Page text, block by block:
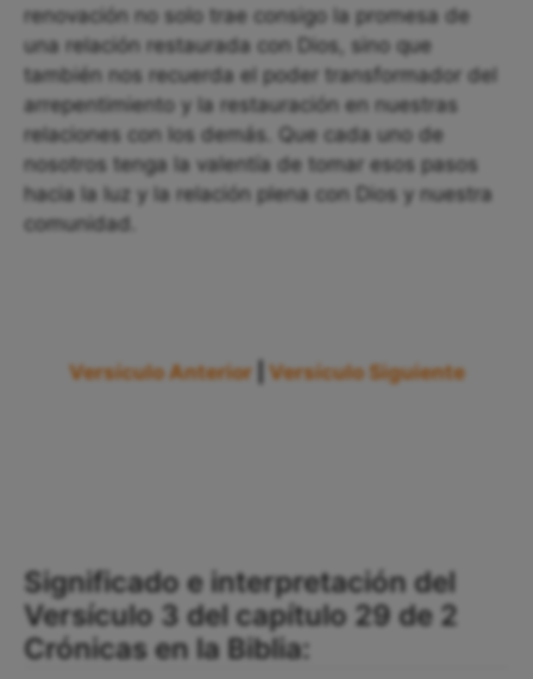
renovación no solo trae consigo la promesa de
una relación restaurada con Dios, sino que
también nos recuerda el poder transformador del
arrepentimiento y la restauración en nuestras
relaciones con los demás. Que cada uno de
nosotros tenga la valentía de tomar esos pasos
hacia la luz y la relación plena con Dios y nuestra
comunidad.
Versículo Anterior Versículo Siguiente
Significado e interpretación del
Versículo 3 del capítulo 29 de 2
Crónicas en la Biblia: